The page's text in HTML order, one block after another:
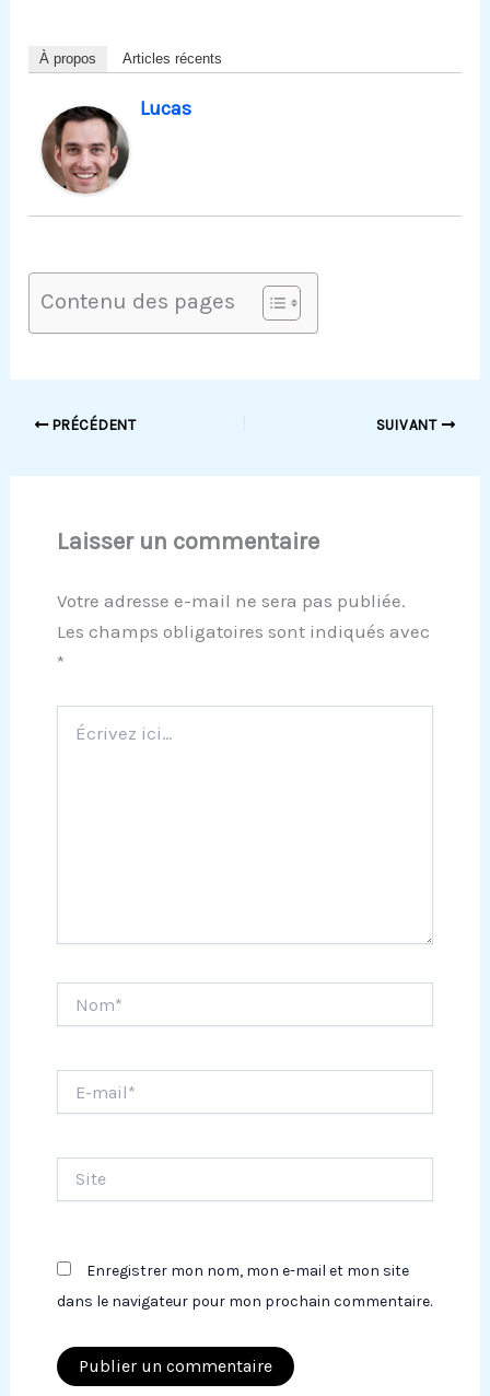
À propos Articles récents
Lucas
Contenu des pages
PRÉCÉDENT SUIVANT
Laisser un commentaire
Votre adresse e-mail ne sera pas publiée.
Les champs obligatoires sont indiqués avec
*
ici…
mail*
Enregistrer mon nom, mon e-mail et mon site
dans le navigateur pour mon prochain commentaire.